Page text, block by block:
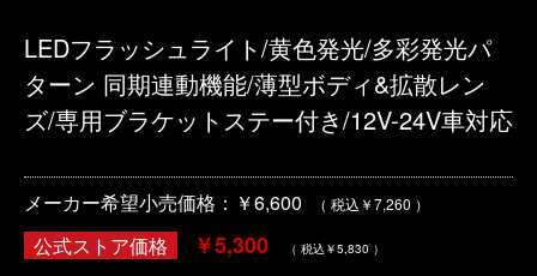
LEDフラッシュライト/黄色発光/多彩発光パ
ターン 同期連動機能/薄型ボディ&拡散レン
ズ/専用ブラケットステー付き/12V-24V車対応
メーカー希望小売価格：￥6,600 （ 税込￥7,260 ）
公式ストア価格 ￥5,300 （ 税込￥5,830 ）